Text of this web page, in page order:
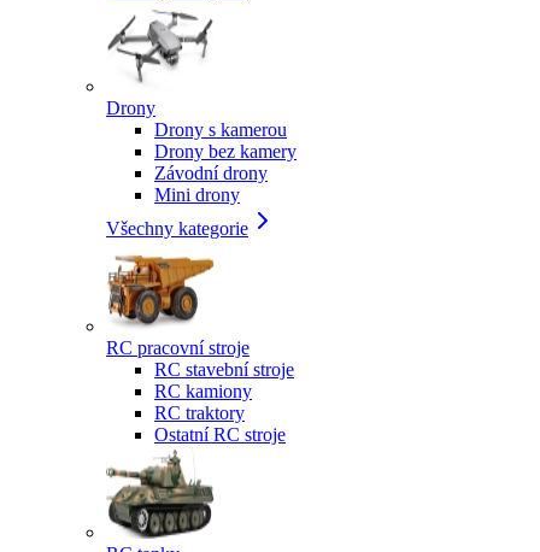
Drony
Drony s kamerou
Drony bez kamery
Závodní drony
Mini drony
Všechny kategorie
RC pracovní stroje
RC stavební stroje
RC kamiony
RC traktory
Ostatní RC stroje